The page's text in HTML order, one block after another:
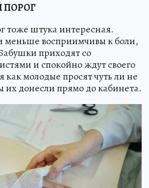
ПОРОГ
тоже штука интересная.
восприимчивы к боли,
приходят со
и спокойно ждут своего
как молодые просят чуть ли не
их донесли прямо до кабинета.